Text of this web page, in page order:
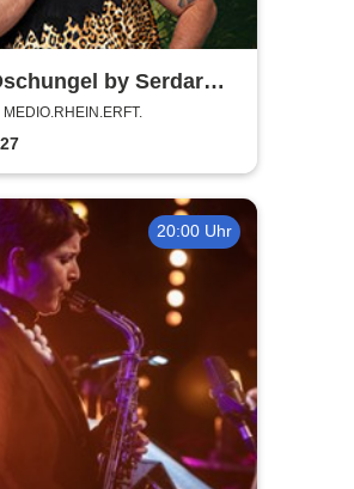
by Serdar
20:00 Uhr